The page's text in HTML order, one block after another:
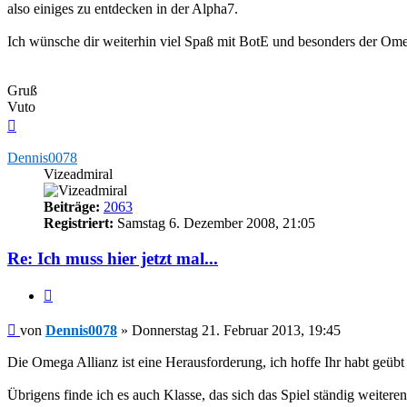
also einiges zu entdecken in der Alpha7.
Ich wünsche dir weiterhin viel Spaß mit BotE und besonders der
Gruß
Vuto
Dennis0078
Vizeadmiral
Beiträge: 2063
Registriert: Samstag 6. Dezember 2008, 21:05
Re: Ich muss hier jetzt mal...
Beitrag
von Dennis0078 » Donnerstag 21. Februar 2013, 19:45
Die Omega Allianz ist eine Herausforderung, ich hoffe Ihr habt geübt
Übrigens finde ich es auch Klasse, das sich das Spiel ständig